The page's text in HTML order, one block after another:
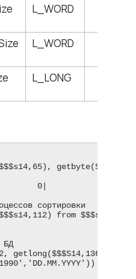
L_WORD
L_WORD
L_LONG
0|
сортировки
from $$$sysrl
БД
getlong($$$S14,136),
from